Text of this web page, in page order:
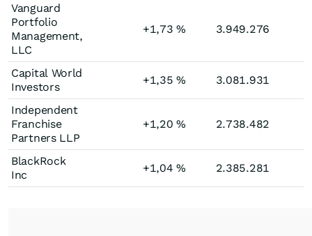
Vanguard
Portfolio
Management,
LLC
+1,73% 3.949.276
Capital World
Investors
+1,35% 3.081.931
Independent
Franchise
Partners LLP
+1,20% 2.738.482
BlackRock
Inc
+1,04% 2.385.281